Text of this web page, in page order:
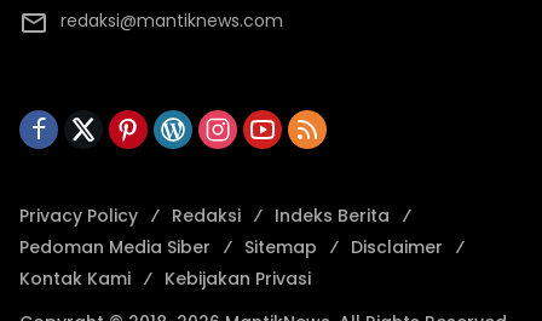
redaksi@mantiknews.com
Privacy Policy Redaksi
Indeks Berita
Pedoman Media Siber
Sitemap
Disclaimer
Kontak Kami
Kebijakan Privasi